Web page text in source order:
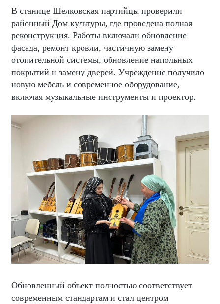
В станице Шелковская партийцы проверили
районный Дом культуры, где проведена полная
реконструкция. Работы включали обновление
фасада, ремонт кровли, частичную замену
отопительной системы, обновление напольных
покрытий и замену дверей. Учреждение получило
новую мебель и современное оборудование,
включая музыкальные инструменты и проектор.
Обновленный объект полностью соответствует
современным стандартам и стал центром